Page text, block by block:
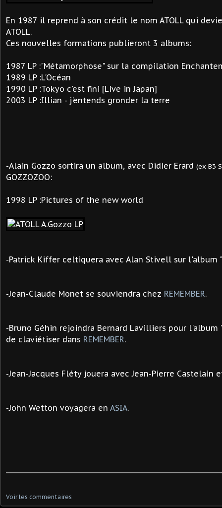
En 1987 il reprend à son crédit le nom ATOLL qui
ATOLL.
Ces nouvelles formations publieront 3 albums:
1987 LP :"Métamorphose" sur la compilation
1989 LP :L'Océan
1990 LP :Tokyo c'est fini [Live in Japan]
2003 LP :Illian - j'entends gronder la terre
-Alain Gozzo sortira un album, avec Didier Erard (ex B3
GOZZOZOO:
1998 LP :Pictures of the new world
-Patrick Kiffer celtiquera avec Alan Stivell sur l'album
-Jean-Claude Monet se souviendra chez REMEMBER.
-Bruno Géhin rejoindra Bernard Lavilliers pour l'album
de claviétiser dans REMEMBER.
-Jean-Jacques Fléty jouera avec Jean-Pierre Castelain
-John Wetton voyagera en ASIA.
Voir les commentaires